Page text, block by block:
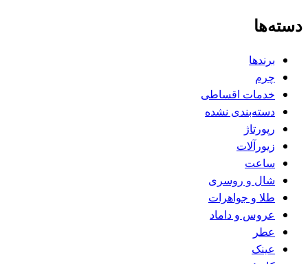
دسته‌ها
برندها
چرم
خدمات اقساطی
دسته‌بندی نشده
رپورتاژ
زیورآلات
ساعت
شال و روسری
طلا و جواهرات
عروس و داماد
عطر
عینک